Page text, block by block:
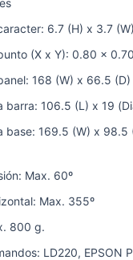
6.7 (H) x 3.7
(X x Y): 0.80 x
168 (W) x 66.5
barra: 106.5 (L) x 19
base: 169.5 (W) x 98.5
Max. 60º
Max. 355º
800 g.
LD220, EPSON